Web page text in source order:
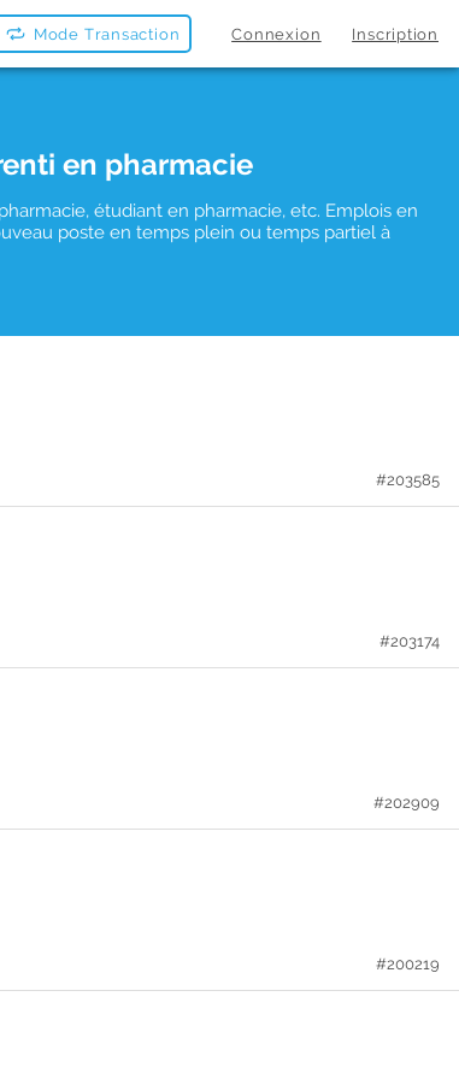
Mode Transaction Connexion Inscription
en pharmacie
étudiant en pharmacie, etc. Emplois en
poste en temps plein ou temps partiel à
#203585
#203174
#202909
#200219